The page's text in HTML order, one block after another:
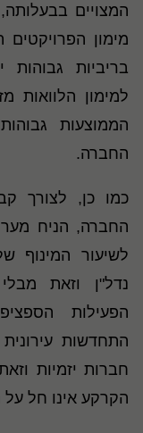
המצויים
מימון הפרויקטים
בריביות
למימון הלוואות
הממוצעות
החברה.
כמו כן, לצורך
החברה, הניח
לשיעור המינוף
נדל"ן וזאת
הפעילות
התחדשות
חברות יזמיות
הקרקע אינו חל